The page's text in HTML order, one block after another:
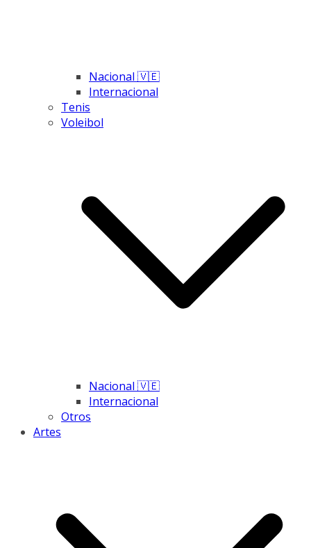
Nacional 🇻🇪
Internacional
Tenis
Voleibol
Nacional 🇻🇪
Internacional
Otros
Artes